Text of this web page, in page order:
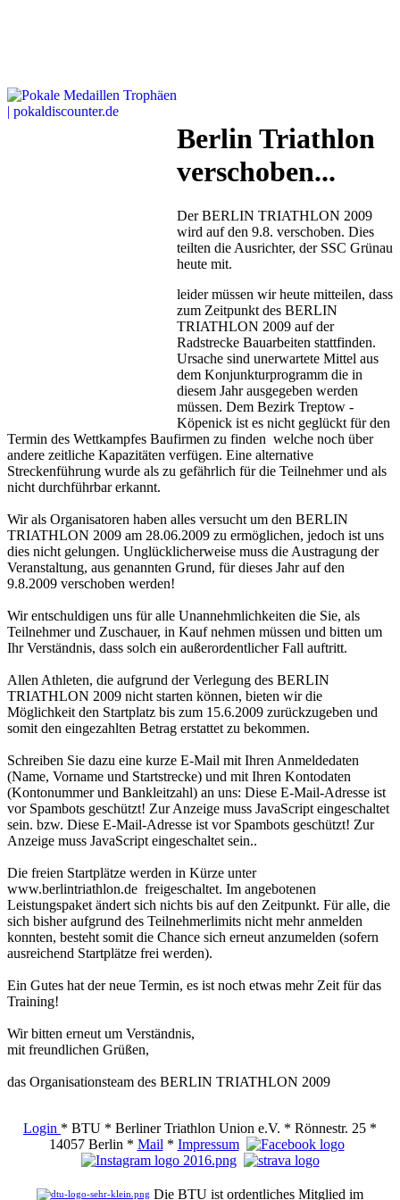
Berlin Triathlon
verschoben...
Der BERLIN TRIATHLON 2009
wird auf den 9.8. verschoben. Dies
teilten die Ausrichter, der SSC Grünau
heute mit.
leider müssen wir heute mitteilen, dass
zum Zeitpunkt des BERLIN
TRIATHLON 2009 auf der
Radstrecke Bauarbeiten stattfinden.
Ursache sind unerwartete Mittel aus
dem Konjunkturprogramm die in
diesem Jahr ausgegeben werden
müssen. Dem Bezirk Treptow -
Köpenick ist es nicht geglückt für den
Termin des Wettkampfes Baufirmen zu finden welche noch über
andere zeitliche Kapazitäten verfügen. Eine alternative
Streckenführung wurde als zu gefährlich für die Teilnehmer und als
nicht durchführbar erkannt.
Wir als Organisatoren haben alles versucht um den BERLIN
TRIATHLON 2009 am 28.06.2009 zu ermöglichen, jedoch ist uns
dies nicht gelungen. Unglücklicherweise muss die Austragung der
Veranstaltung, aus genannten Grund, für dieses Jahr auf den
9.8.2009 verschoben werden!
Wir entschuldigen uns für alle Unannehmlichkeiten die Sie, als
Teilnehmer und Zuschauer, in Kauf nehmen müssen und bitten um
Ihr Verständnis, dass solch ein außerordentlicher Fall auftritt.
Allen Athleten, die aufgrund der Verlegung des BERLIN
TRIATHLON 2009 nicht starten können, bieten wir die
Möglichkeit den Startplatz bis zum 15.6.2009 zurückzugeben und
somit den eingezahlten Betrag erstattet zu bekommen.
Schreiben Sie dazu eine kurze E-Mail mit Ihren Anmeldedaten
(Name, Vorname und Startstrecke) und mit Ihren Kontodaten
(Kontonummer und Bankleitzahl) an uns: Diese E-Mail-Adresse ist
vor Spambots geschützt! Zur Anzeige muss JavaScript eingeschaltet
sein. bzw. Diese E-Mail-Adresse ist vor Spambots geschützt! Zur
Anzeige muss JavaScript eingeschaltet sein..
Die freien Startplätze werden in Kürze unter
www.berlintriathlon.de freigeschaltet. Im angebotenen
Leistungspaket ändert sich nichts bis auf den Zeitpunkt. Für alle, die
sich bisher aufgrund des Teilnehmerlimits nicht mehr anmelden
konnten, besteht somit die Chance sich erneut anzumelden (sofern
ausreichend Startplätze frei werden).
Ein Gutes hat der neue Termin, es ist noch etwas mehr Zeit für das
Training!
Wir bitten erneut um Verständnis,
mit freundlichen Grüßen,
das Organisationsteam des BERLIN TRIATHLON 2009
Login * BTU * Berliner Triathlon Union e.V. * Rönnestr. 25 *
14057 Berlin * Mail * Impressum
Die BTU ist ordentliches Mitglied im